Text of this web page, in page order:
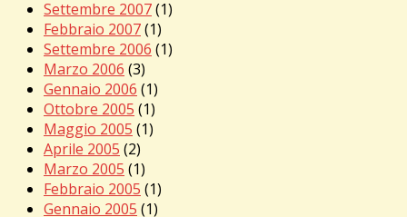
Settembre 2007(1)
Febbraio 2007(1)
Settembre 2006 (1)
Marzo 2006 (3)
Gennaio 2006 (1)
Ottobre 2005 (1)
Maggio 2005 (1)
Aprile 2005 (2)
Marzo 2005 (1)
Febbraio 2005 (1)
Gennaio 2005 (1)